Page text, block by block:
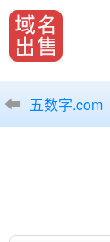
五数字.com